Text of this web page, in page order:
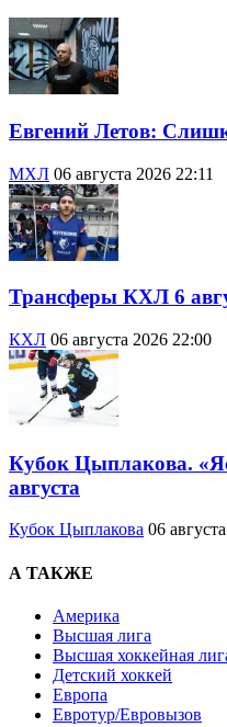
Евгений Летов:
МХЛ 06 августа 2026 22:11
Трансферы КХЛ 6
КХЛ 06 августа 2026 22:00
Кубок Цыплакова.
августа
Кубок Цыплакова 06
А ТАКЖЕ
Америка
Высшая лига
Высшая хоккейная
Детский хоккей
Европа
Евротур/Евровызов